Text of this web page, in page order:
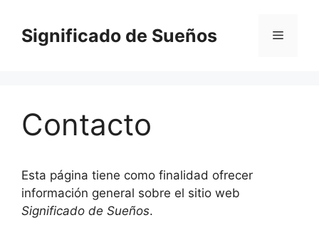
contenido
Significado de Sueños Menú
Contacto
Esta página tiene como finalidad ofrecer
información general sobre el sitio web
Significado de Sueños.